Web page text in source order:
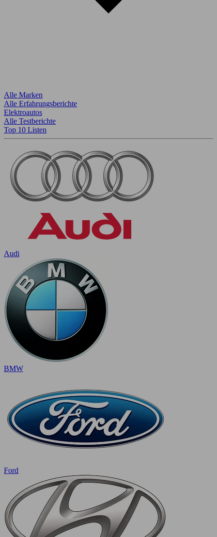
Alle Marken
Alle Erfahrungsberichte
Elektroautos
Alle Testberichte
Top 10 Listen
Audi
BMW
Ford